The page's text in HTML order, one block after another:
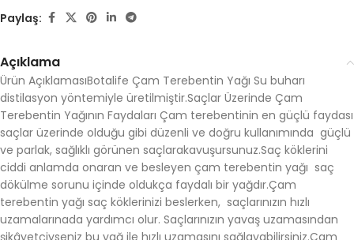
Paylaş:
Açıklama
Ürün AçıklamasıBotalife Çam Terebentin Yağı Su buharı
distilasyon yöntemiyle üretilmiştir.Saçlar Üzerinde Çam
Terebentin Yağının Faydaları Çam terebentinin en güçlü faydası
saçlar üzerinde olduğu gibi düzenli ve doğru kullanımında güçlü
ve parlak, sağlıklı görünen saçlarakavuşursunuz.Saç köklerini
ciddi anlamda onaran ve besleyen çam terebentin yağı saç
dökülme sorunu içinde oldukça faydalı bir yağdır.Çam
terebentin yağı saç köklerinizi beslerken, saçlarınızın hızlı
uzamalarınada yardımcı olur. Saçlarınızın yavaş uzamasından